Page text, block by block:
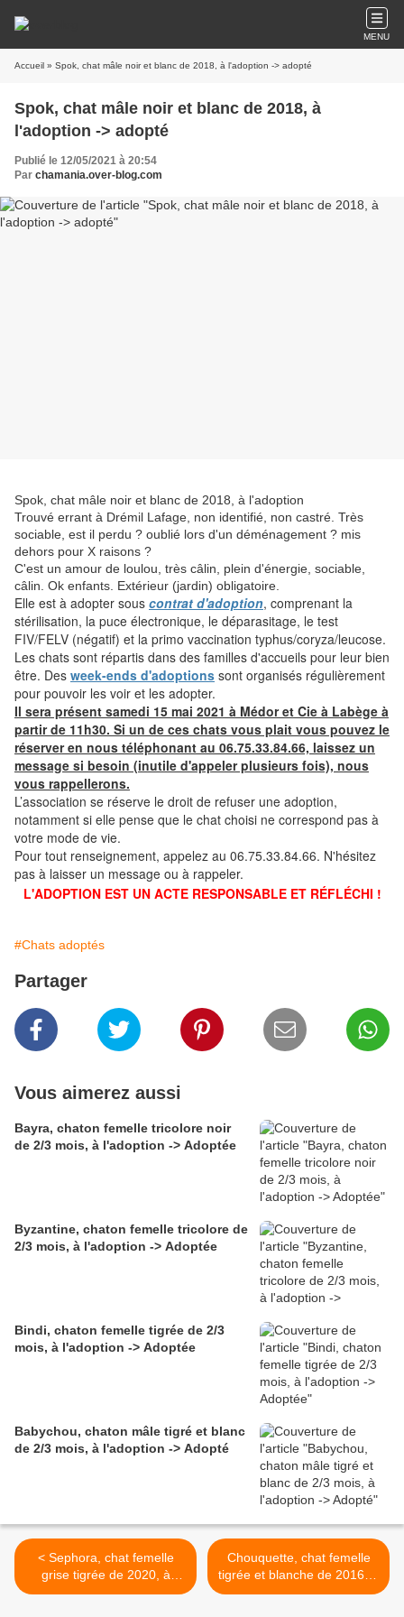
MENU
Accueil » Spok, chat mâle noir et blanc de 2018, à l'adoption -> adopté
Spok, chat mâle noir et blanc de 2018, à
l'adoption -> adopté
Publié le 12/05/2021 à 20:54
Par chamania.over-blog.com
Spok, chat mâle noir et blanc de 2018, à l'adoption
Trouvé errant à Drémil Lafage, non identifié, non castré. Très
sociable, est il perdu ? oublié lors d'un déménagement ? mis
dehors pour X raisons ?
C'est un amour de loulou, très câlin, plein d'énergie, sociable,
câlin. Ok enfants. Extérieur (jardin) obligatoire.
Elle est à adopter sous contrat d'adoption, comprenant la
stérilisation, la puce électronique, le déparasitage, le test
FIV/FELV (négatif) et la primo vaccination typhus/coryza/leucose.
Les chats sont répartis dans des familles d'accueils pour leur bien
être. Des week-ends d'adoptions sont organisés régulièrement
pour pouvoir les voir et les adopter.
Il sera présent samedi 15 mai 2021 à Médor et Cie à Labège à
partir de 11h30. Si un de ces chats vous plait vous pouvez le
réserver en nous téléphonant au 06.75.33.84.66, laissez un
message si besoin (inutile d'appeler plusieurs fois), nous
vous rappellerons.
L’association se réserve le droit de refuser une adoption,
notamment si elle pense que le chat choisi ne correspond pas à
votre mode de vie.
Pour tout renseignement, appelez au 06.75.33.84.66. N'hésitez
pas à laisser un message ou à rappeler.
L'ADOPTION EST UN ACTE RESPONSABLE ET RÉFLÉCHI !
#Chats adoptés
Partager
Vous aimerez aussi
Bayra, chaton femelle tricolore noir
de 2/3 mois, à l'adoption -> Adoptée
Byzantine, chaton femelle tricolore de
2/3 mois, à l'adoption -> Adoptée
Bindi, chaton femelle tigrée de 2/3
mois, à l'adoption -> Adoptée
Babychou, chaton mâle tigré et blanc
de 2/3 mois, à l'adoption -> Adopté
< Sephora, chat femelle
grise tigrée de 2020, à
l'adoption -> adoptée
Chouquette, chat femelle
tigrée et blanche de 2016, à
l'adoption -> adoptée >